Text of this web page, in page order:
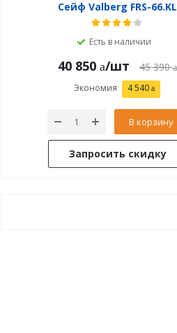
Сейф Valberg FRS-66.KL
Есть в наличии
40 850 /шт 45 390
Экономия 4 540
В корзину
Запросить скидку